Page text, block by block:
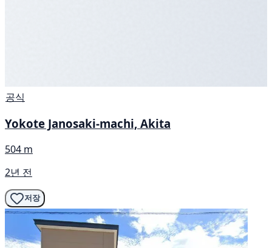
공식
Yokote Janosaki-machi, Akita
504 m
2년 전
저장